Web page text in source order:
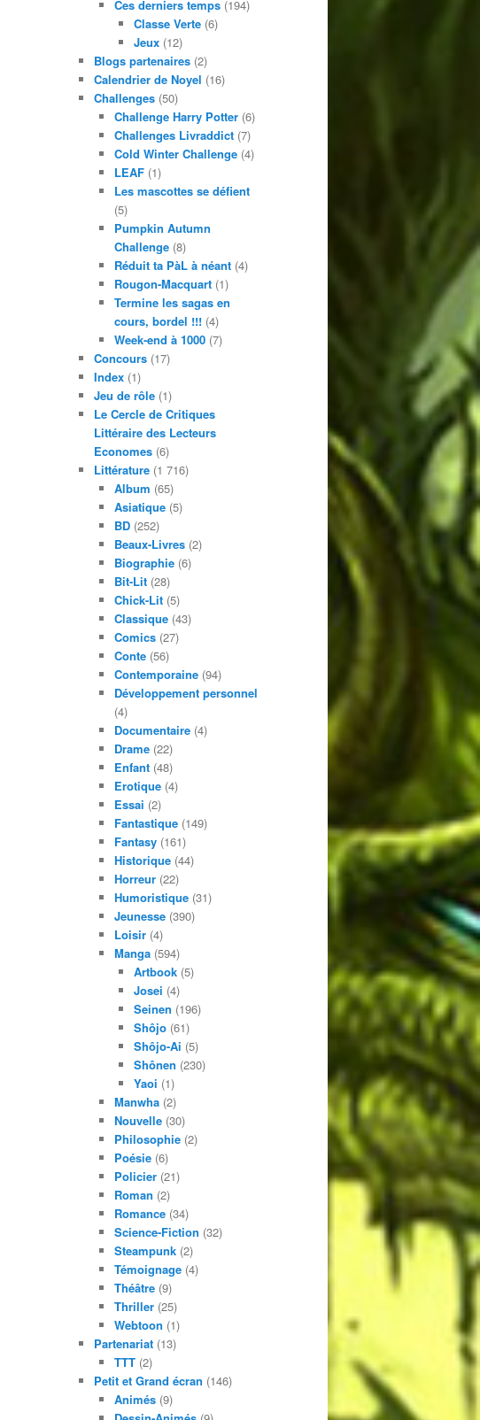
Ces derniers temps(194)
Classe Verte (6)
Jeux (12)
Blogs partenaires (2)
Calendrier de Noyel (16)
Challenges (50)
Challenge Harry Potter(6)
Challenges Livraddict(7)
Cold Winter Challenge(4)
LEAF(1)
Les mascottes se défient
(5)
Pumpkin Autumn
Challenge(8)
Réduit ta PàL à néant(4)
Rougon-Macquart(1)
Termine les sagas en
cours, bordel !!!(4)
Week-end à 1000(7)
Concours (17)
Index (1)
Jeu de rôle (1)
Le Cercle de Critiques
Littéraire des Lecteurs
Economes (6)
Littérature (1 716)
Album (65)
Asiatique(5)
BD(252)
Beaux-Livres(2)
Biographie(6)
Bit-Lit(28)
Chick-Lit(5)
Classique(43)
Comics(27)
Conte(56)
Contemporaine(94)
Développement personnel
(4)
Documentaire(4)
Drame(22)
Enfant(48)
Erotique(4)
Essai (2)
Fantastique(149)
Fantasy(161)
Historique(44)
Horreur(22)
Humoristique(31)
Jeunesse(390)
Loisir(4)
Manga(594)
Artbook (5)
Josei (4)
Seinen (196)
Shôjo (61)
Shôjo-Ai (5)
Shônen (230)
Yaoi (1)
Manwha(2)
Nouvelle(30)
Philosophie(2)
Poésie(6)
Policier(21)
Roman (2)
Romance(34)
Science-Fiction (32)
Steampunk(2)
Témoignage(4)
Théâtre(9)
Thriller(25)
Webtoon (1)
Partenariat (13)
TTT(2)
Petit et Grand écran (146)
Animés(9)